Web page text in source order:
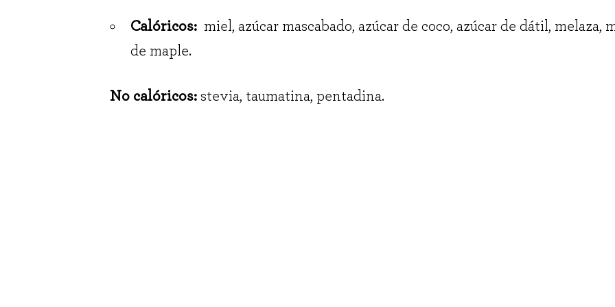
Calóricos: miel, azúcar mascabado, azúcar de coco, azúcar de dátil, melaza,
de maple.
No calóricos: stevia, taumatina, pentadina.